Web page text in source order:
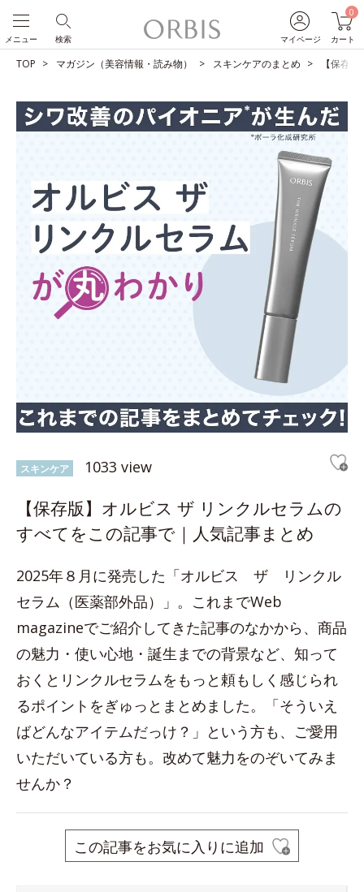
マイページ
0
カート
検索
メニュー
TOP マガジン（美容情報・読み物） スキンケアのまとめ 【保存
スキンケア 1033 view
【保存版】オルビス ザ リンクルセラムの
すべてをこの記事で｜人気記事まとめ
2025年８月に発売した「オルビス ザ リンクル
セラム（医薬部外品）」。これまでWeb
magazineでご紹介してきた記事のなかから、商品
の魅力・使い心地・誕生までの背景など、知って
おくとリンクルセラムをもっと頼もしく感じられ
るポイントをぎゅっとまとめました。「そういえ
ばどんなアイテムだっけ？」という方も、ご愛用
いただいている方も。改めて魅力をのぞいてみま
せんか？
この記事をお気に入りに追加